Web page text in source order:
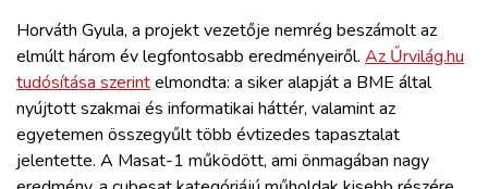
Horváth Gyula, a projekt vezetője nemrég beszámolt az
elmúlt három év legfontosabb eredményeiről. Az Űrvilág.hu
tudósítása szerintelmondta: a siker alapját a BME által
nyújtott szakmai és informatikai háttér, valamint az
egyetemen összegyűlt több évtizedes tapasztalat
jelentette. A Masat-1 működött, ami önmagában nagy